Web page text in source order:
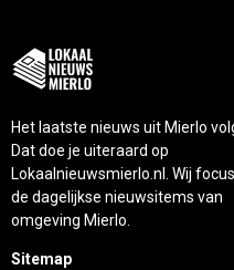
Het laatste nieuws uit Mierlo
Dat doe je uiteraard op
Lokaalnieuwsmierlo.nl. Wij
de dagelijkse nieuwsitems van
omgeving Mierlo.
Sitemap